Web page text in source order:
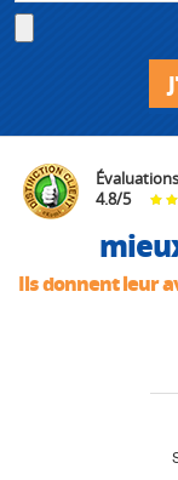
4.8/5
Ils donnent leur